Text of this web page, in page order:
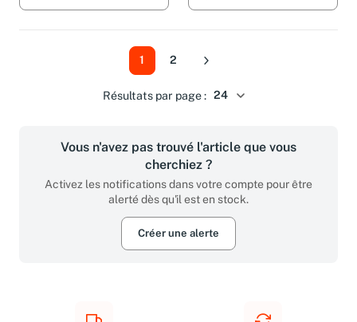
Résultats par page :
1 2 Suivant
Vous n'avez pas trouvé l'article que vous
cherchiez ?
Activez les notifications dans votre compte pour être
alerté dès qu'il est en stock.
Créer une alerte